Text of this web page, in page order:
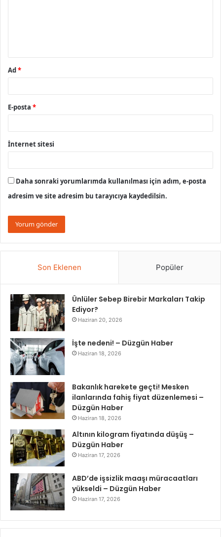
Ad*
E-posta *
İnternet sitesi
Daha sonraki yorumlarımda kullanılması için adım, e-posta
adresim ve site adresim bu tarayıcıya kaydedilsin.
Son Eklenen Popüler
Ünlüler Sebep Birebir Markaları Takip
Ediyor?
Haziran 20, 2026
İşte nedeni! – Düzgün Haber
Haziran 18, 2026
Bakanlık harekete geçti! Mesken
ilanlarında fahiş fiyat düzenlemesi –
Düzgün Haber
Haziran 18, 2026
Altının kilogram fiyatında düşüş –
Düzgün Haber
Haziran 17, 2026
ABD’de işsizlik maaşı müracaatları
yükseldi – Düzgün Haber
Haziran 17, 2026